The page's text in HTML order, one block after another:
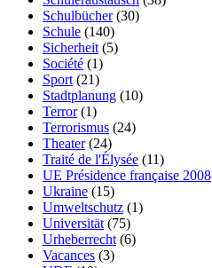
Schulbücher(30)
Schule (140)
Sicherheit (5)
Société (1)
Sport (21)
Stadtplanung (10)
Terror(1)
Terrorismus (24)
Theater(24)
Traité de l'Élysée (11)
UE Présidence française 2008
Ukraine (15)
Umweltschutz (1)
Universität (75)
Urheberrecht (6)
Vacances (3)